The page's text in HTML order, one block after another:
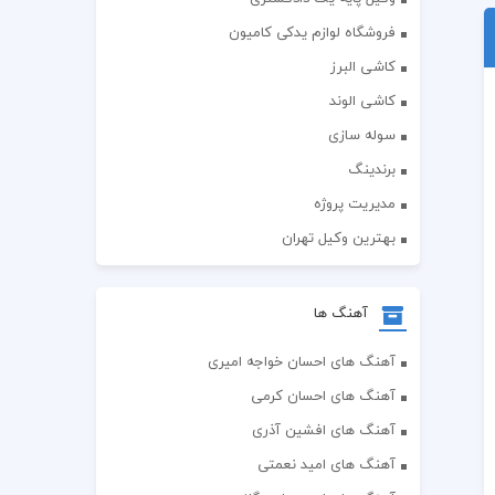
فروشگاه لوازم یدکی کامیون
کاشی البرز
کاشی الوند
سوله سازی
برندینگ
مدیریت پروژه
بهترین وکیل تهران
آهنگ ها
آهنگ های احسان خواجه امیری
آهنگ های احسان کرمی
آهنگ های افشین آذری
آهنگ های امید نعمتی